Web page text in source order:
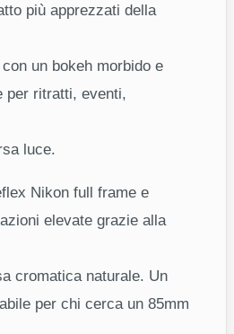
più apprezzati della
un bokeh morbido e
per ritratti, eventi,
luce.
Nikon full frame e
elevate grazie alla
cromatica naturale. Un
per chi cerca un 85mm